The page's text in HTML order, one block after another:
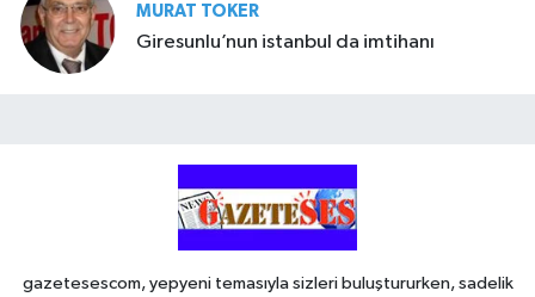
MURAT TOKER
Giresunlu’nun istanbul da imtihanı
gazetesescom, yepyeni temasıyla sizleri buluştururken, sadelik